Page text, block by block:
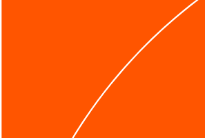
無料相談フォーム